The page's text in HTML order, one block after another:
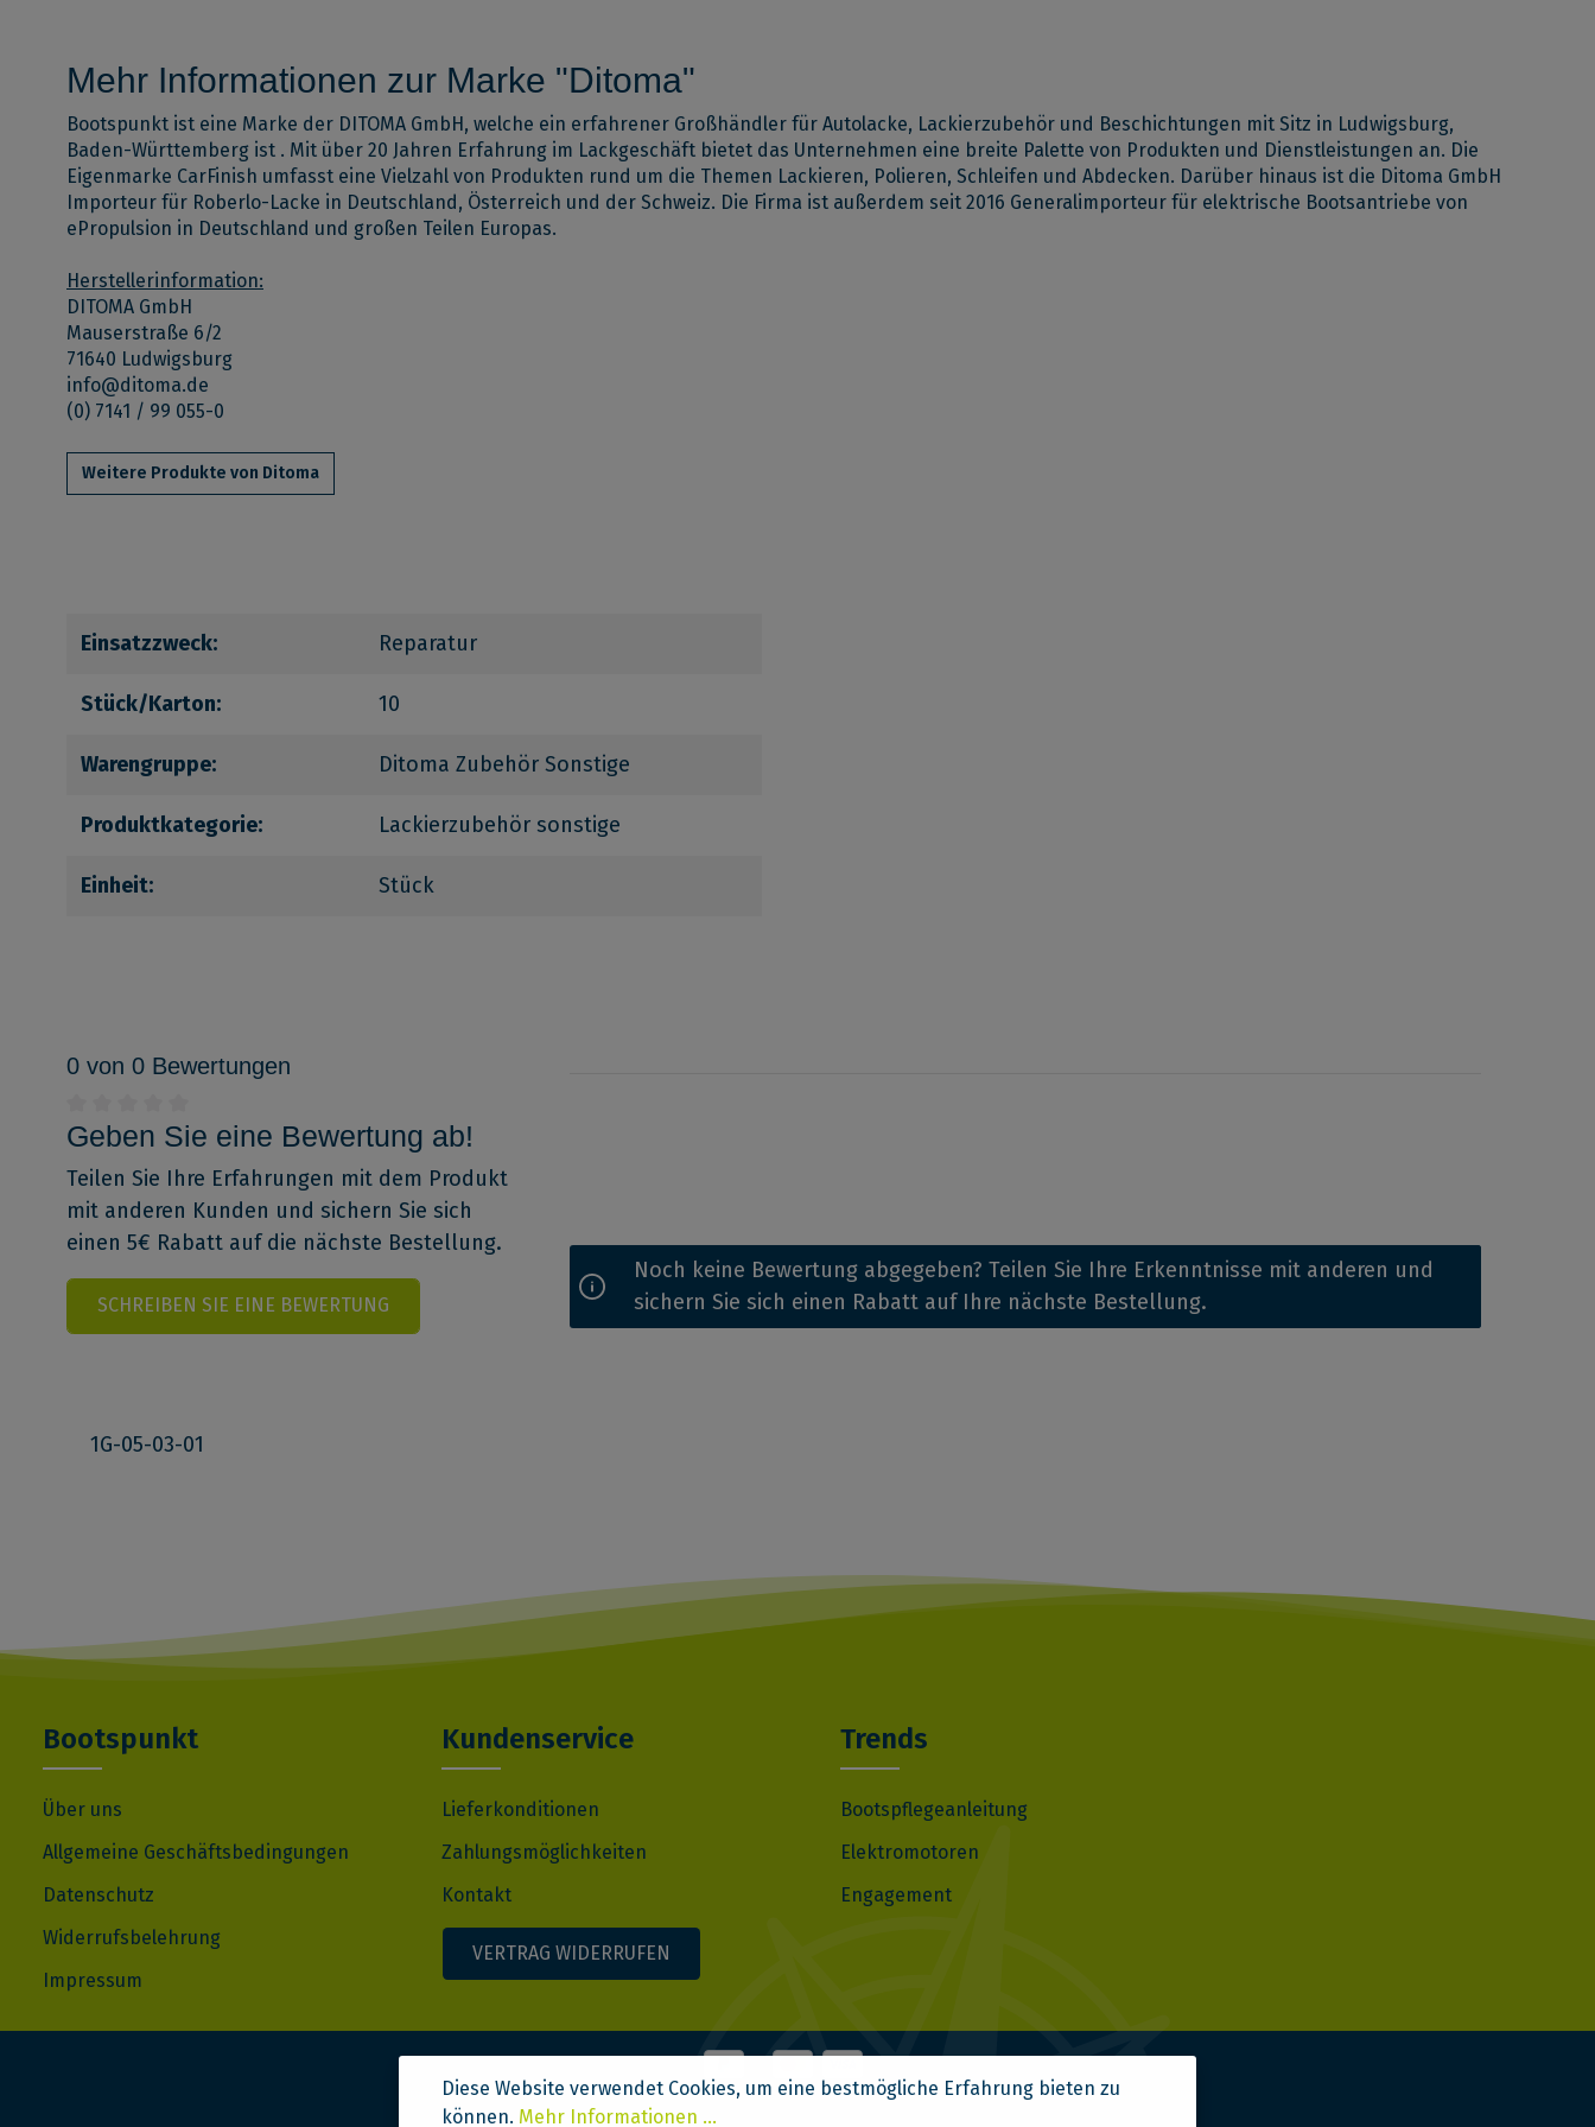
Mehr Informationen zur Marke "Ditoma"
Bootspunkt ist eine Marke der DITOMA GmbH, welche ein erfahrener Großhändler für Autolacke, Lackierzubehör und Beschichtungen mit Sitz in Ludwigsburg,
Baden-Württemberg ist . Mit über 20 Jahren Erfahrung im Lackgeschäft bietet das Unternehmen eine breite Palette von Produkten und Dienstleistungen an. Die
Eigenmarke CarFinish umfasst eine Vielzahl von Produkten rund um die Themen Lackieren, Polieren, Schleifen und Abdecken. Darüber hinaus ist die Ditoma GmbH
Importeur für Roberlo-Lacke in Deutschland, Österreich und der Schweiz. Die Firma ist außerdem seit 2016 Generalimporteur für elektrische Bootsantriebe von
ePropulsion in Deutschland und großen Teilen Europas.
Herstellerinformation:
DITOMA GmbH
Mauserstraße 6/2
71640 Ludwigsburg
info@ditoma.de
(0) 7141 / 99 055-0
Weitere Produkte von Ditoma
Einsatzzweck: Reparatur
Stück/Karton: 10
Warengruppe: Ditoma Zubehör Sonstige
Produktkategorie: Lackierzubehör sonstige
Einheit: Stück
0 von 0 Bewertungen
Geben Sie eine Bewertung ab!
Teilen Sie Ihre Erfahrungen mit dem Produkt
mit anderen Kunden und sichern Sie sich
einen 5€ Rabatt auf die nächste Bestellung.
SCHREIBEN SIE EINE BEWERTUNG
Noch keine Bewertung abgegeben? Teilen Sie Ihre Erkenntnisse mit anderen und
sichern Sie sich einen Rabatt auf Ihre nächste Bestellung.
1G-05-03-01
Bootspunkt
Über uns
Allgemeine Geschäftsbedingungen
Datenschutz
Widerrufsbelehrung
Impressum
Kundenservice
Lieferkonditionen
Zahlungsmöglichkeiten
Kontakt
VERTRAG WIDERRUFEN
Trends
Bootspflegeanleitung
Elektromotoren
Engagement
Diese Website verwendet Cookies, um eine bestmögliche Erfahrung bieten zu
können. Mehr Informationen ...